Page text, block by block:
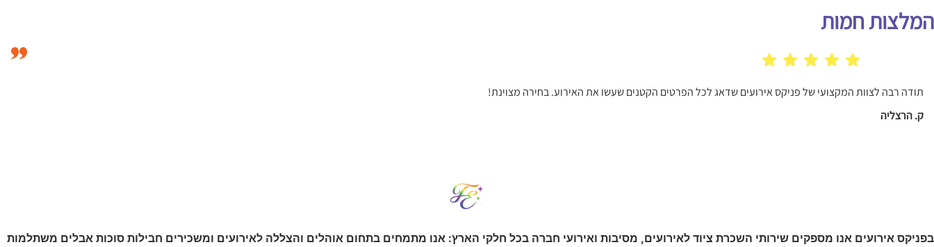
המלצות חמות
תודה רבה לצוות המקצועי של פניקס אירועים שדאג לכל הפרטים הקטנים שעשו את האירוע. בחירה מצוינת!
ק. הרצליה
בפניקס אירועים אנו מספקים שירותי השכרת ציוד לאירועים, מסיבות ואירועי חברה בכל חלקי הארץ: אנו מתמחים בתחום אוהלים והצללה לאירועים ומשכירים חבילות סוכות אבלים משתלמות